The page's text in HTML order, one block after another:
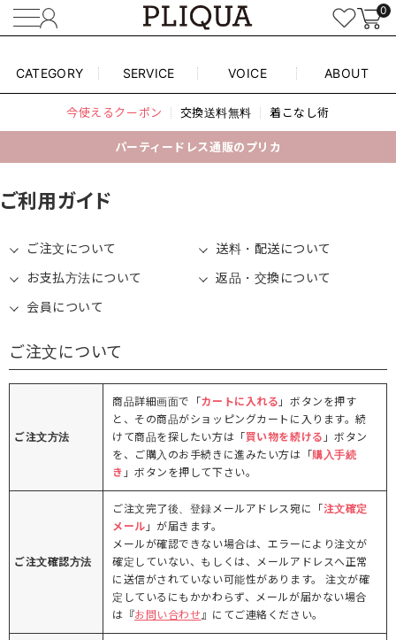
0
CATEGORY SERVICE VOICE ABOUT
今使えるクーポン 交換送料無料 着こなし術
パーティードレス通販のプリカ
ご利用ガイド
ご注文について
送料・配送について
お支払方法について
返品・交換について
会員について
ご注文について
ご注文方法
商品詳細画面で「カートに入れる 」ボタンを押す
と、その商品がショッピングカートに入ります。続
けて商品を探したい方は「買い物を続ける 」ボタン
を、ご購入のお手続きに進みたい方は「購入手続
き 」ボタンを押して下さい。
ご注文確認方法
ご注文完了後、登録メールアドレス宛に「注文確定
メール 」が届きます。
メールが確認できない場合は、エラーにより注文が
確定していない、もしくは、メールアドレスへ正常
に送信がされていない可能性があります。 注文が確
定しているにもかかわらず、メールが届かない場合
は『お問い合わせ 』にてご連絡ください。